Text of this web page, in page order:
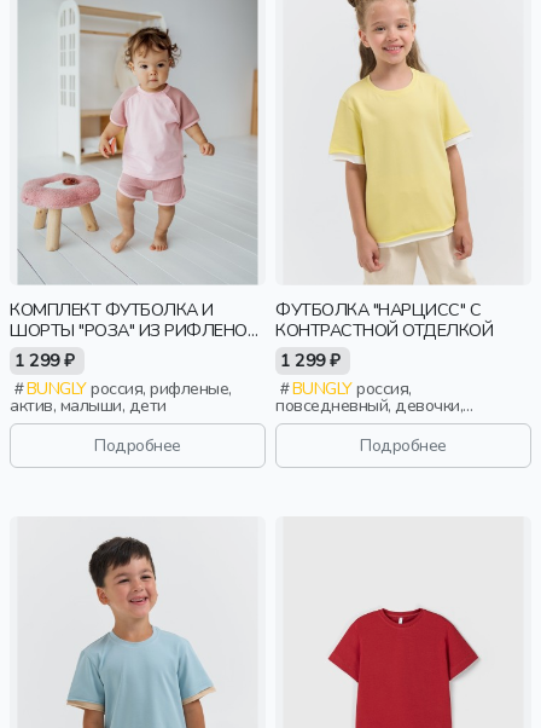
КОМПЛЕКТ ФУТБОЛКА И
ШОРТЫ "РОЗА" ИЗ РИФЛЕНОЙ
ТКАНИ 0+
1 299 ₽
BUNGLYроссия, рифленые,
актив, малыши, дети
Подробнее
ФУТБОЛКА "НАРЦИСС" С
КОНТРАСТНОЙ ОТДЕЛКОЙ
1 299 ₽
BUNGLYроссия,
повседневный, девочки,
малыши, дошкольники, дети
Подробнее